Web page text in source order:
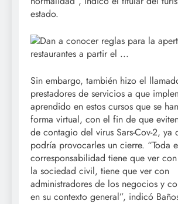
estado.
Sin embargo, también hizo el
prestadores de servicios a que
aprendido en estos cursos que se
forma virtual, con el fin de que
de contagio del virus Sars-Cov-2, ya
podría provocarles un cierre. “Toda
corresponsabilidad tiene que ver
la sociedad civil, tiene que ver con
administradores de los negocios y
en su contexto general”, indicó